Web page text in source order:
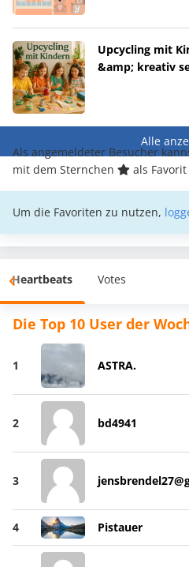
Upcycling mit
&amp; kreativ
Alle
Als angemeldeter Besucher
mit dem Sternchen
als
Um die Favoriten zu nutzen,
Heartbeats Votes
Die Top 10 User der
1 ASTRA.
2 bd4941
3
4 Pistauer